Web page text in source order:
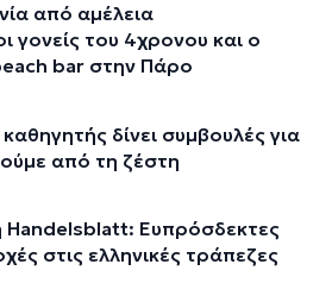
από αμέλεια
γονείς του 4χρονου και ο
bar στην Πάρο
δίνει συμβουλές για
από τη ζέστη
Handelsblatt: Ευπρόσδεκτες
στις ελληνικές τράπεζες